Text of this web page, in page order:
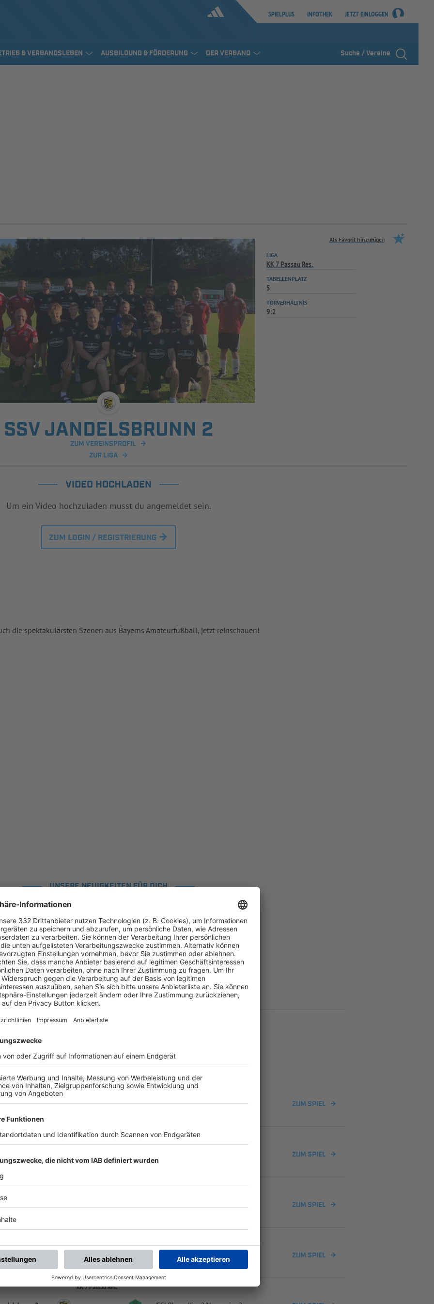
SPIELPLUS INFOTHEK JETZT EINLOGGEN
& VERBANDSLEBEN AUSBILDUNG & FÖRDERUNG DER VERBAND Suche / Vereine
Als Favorit hinzufügen
SSV JANDELSBRUNN 2
ZUM VEREINSPROFIL
ZUR LIGA
LIGA
KK 7 Passau Res.
TABELLENPLATZ
5
TORVERHÄLTNIS
9:2
VIDEO HOCHLADEN
Um ein Video hochzuladen musst du angemeldet sein.
ZUM LOGIN / REGISTRIERUNG
die spektakulärsten Szenen aus Bayerns Amateurfußball, jetzt reinschauen!
UNSERE NEUIGKEITEN FÜR DICH
ALLE NEWS
Spiele Letzte Spiele Kompletter Spielplan
KK 7 Passau Res.
2 -:- VfB Passau Grubweg 3 ZUM SPIEL
Sportanlage Jandelsbrunn | Fasangarten 1 | 94118 Jandelsbrunn
KK 7 Passau Res.
-:- ZUM SPIEL
KK 7 Passau Res.
-:- ZUM SPIEL
2 - : - FC Dreisessel 2 ZUM SPIEL
Sportanlage Jandelsbrunn | Fasangarten 1 | 94118 Jandelsbrunn
KK 7 Passau Res.